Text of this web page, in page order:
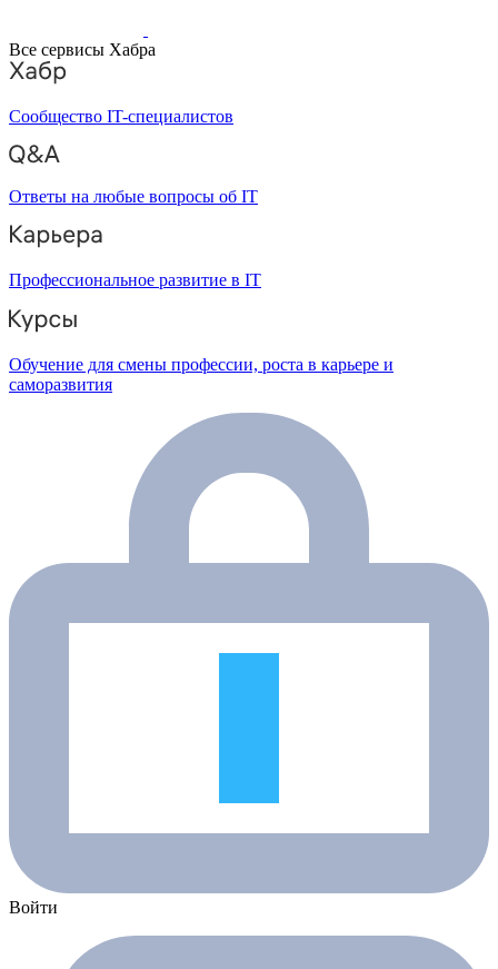
Все сервисы Хабра
Сообщество IT-специалистов
Ответы на любые вопросы об IT
Профессиональное развитие в IT
Обучение для смены профессии, роста в карьере и
саморазвития
Войти